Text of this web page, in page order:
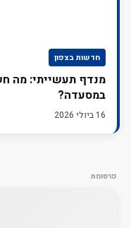
חדשות בצפון
מנדף תעשייתי: מה
במסעדה?
16 ביולי 2026
פרסומת